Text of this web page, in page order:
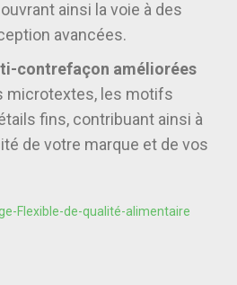
ainsi la voie à des
avancées.
contrefaçon améliorées
microtextes, les motifs
fins, contribuant ainsi à
de votre marque et de vos